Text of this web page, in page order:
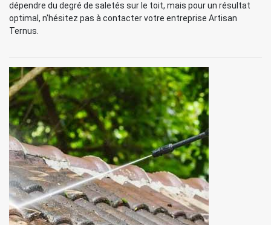
dépendre du degré de saletés sur le toit, mais pour un résultat
optimal, n'hésitez pas à contacter votre entreprise Artisan
Ternus.